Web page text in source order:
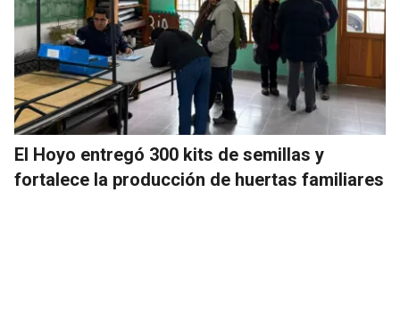
El Hoyo entregó 300 kits de semillas y
fortalece la producción de huertas familiares